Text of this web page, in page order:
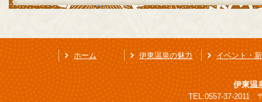
ホーム 伊東温泉の魅力 イベント・
伊東温
TEL:0557-37-2011